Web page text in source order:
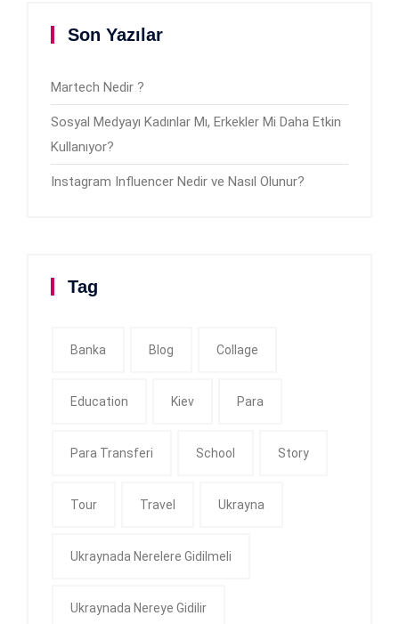
Son Yazılar
Martech Nedir ?
Sosyal Medyayı Kadınlar Mı, Erkekler Mi Daha Etkin
Kullanıyor?
Instagram Influencer Nedir ve Nasıl Olunur?
Tag
Banka Blog Collage
Education Kiev Para
Para Transferi School Story
Tour Travel Ukrayna
Ukraynada Nerelere Gidilmeli
Ukraynada Nereye Gidilir